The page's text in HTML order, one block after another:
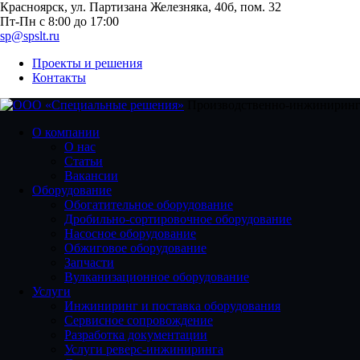
Красноярск, ул. Партизана Железняка, 40б, пом. 32
Пт-Пн с 8:00 до 17:00
sp@spslt.ru
Проекты и решения
Контакты
О компании
О нас
Статьи
Вакансии
Оборудование
Обогатительное оборудование
Дробильно-сортировочное оборудование
Насосное оборудование
Обжиговое оборудование
Запчасти
Вулканизационное оборудование
Услуги
Инжиниринг и поставка оборудования
Сервисное сопровождение
Разработка документации
Услуги реверс-инжиниринга